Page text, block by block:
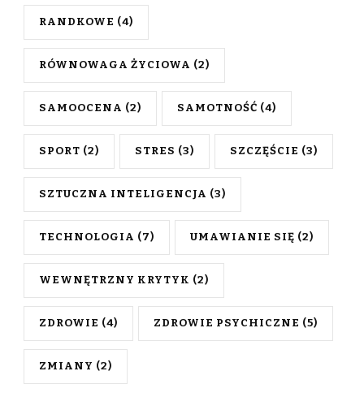
RANDKOWE (4)
RÓWNOWAGA ŻYCIOWA (2)
SAMOOCENA (2) SAMOTNOŚĆ (4)
SPORT (2) STRES (3) SZCZĘŚCIE (3)
SZTUCZNA INTELIGENCJA (3)
TECHNOLOGIA (7) UMAWIANIE SIĘ (2)
WEWNĘTRZNY KRYTYK (2)
ZDROWIE (4) ZDROWIE PSYCHICZNE (5)
ZMIANY (2)